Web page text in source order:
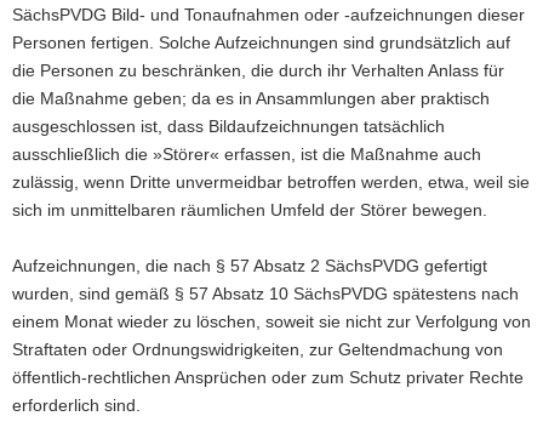
SächsPVDG Bild- und Tonaufnahmen oder -aufzeichnungen dieser
Personen fertigen. Solche Aufzeichnungen sind grundsätzlich auf
die Personen zu beschränken, die durch ihr Verhalten Anlass für
die Maßnahme geben; da es in Ansammlungen aber praktisch
ausgeschlossen ist, dass Bildaufzeichnungen tatsächlich
ausschließlich die »Störer« erfassen, ist die Maßnahme auch
zulässig, wenn Dritte unvermeidbar betroffen werden, etwa, weil sie
sich im unmittelbaren räumlichen Umfeld der Störer bewegen.
Aufzeichnungen, die nach § 57 Absatz 2 SächsPVDG gefertigt
wurden, sind gemäß § 57 Absatz 10 SächsPVDG spätestens nach
einem Monat wieder zu löschen, soweit sie nicht zur Verfolgung von
Straftaten oder Ordnungswidrigkeiten, zur Geltendmachung von
öffentlich-rechtlichen Ansprüchen oder zum Schutz privater Rechte
erforderlich sind.